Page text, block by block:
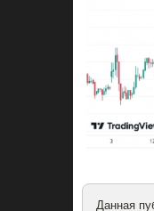
Данная